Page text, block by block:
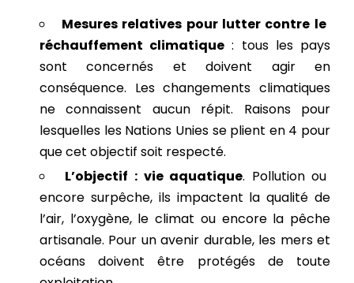
Mesures relatives pour lutter contre le
réchauffement climatique : tous les pays
sont concernés et doivent agir en
conséquence. Les changements climatiques
ne connaissent aucun répit. Raisons pour
lesquelles les Nations Unies se plient en 4 pour
que cet objectif soit respecté.
L’objectif : vie aquatique. Pollution ou
encore surpêche, ils impactent la qualité de
l’air, l’oxygène, le climat ou encore la pêche
artisanale. Pour un avenir durable, les mers et
océans doivent être protégés de toute